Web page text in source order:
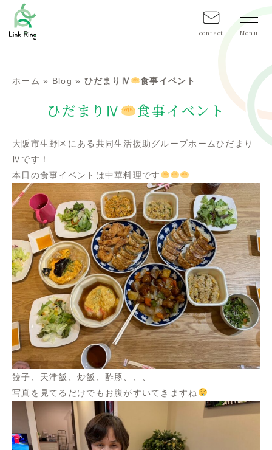
contact
ホーム » Blog » ひだまりⅣ 食事イベント
ひだまりⅣ 食事イベント
大阪市生野区にある共同生活援助グループホームひだまり
Ⅳです！
本日の食事イベントは中華料理です
餃子、天津飯、炒飯、酢豚、、、
写真を見てるだけでもお腹がすいてきますね